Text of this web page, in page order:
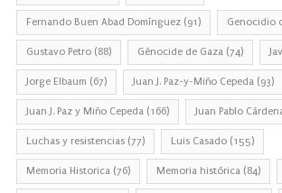
Fernando Buen Abad Domínguez (91) Genocidio
Gustavo Petro (88) Génocide de Gaza (74)
Jorge Elbaum (67) Juan J. Paz-y-Miño Cepeda (93)
Juan J. Paz y Miño Cepeda (166) Juan Pablo
Luchas y resistencias (77) Luis Casado (155)
Memoria Historica (76) Memoria histórica (84)